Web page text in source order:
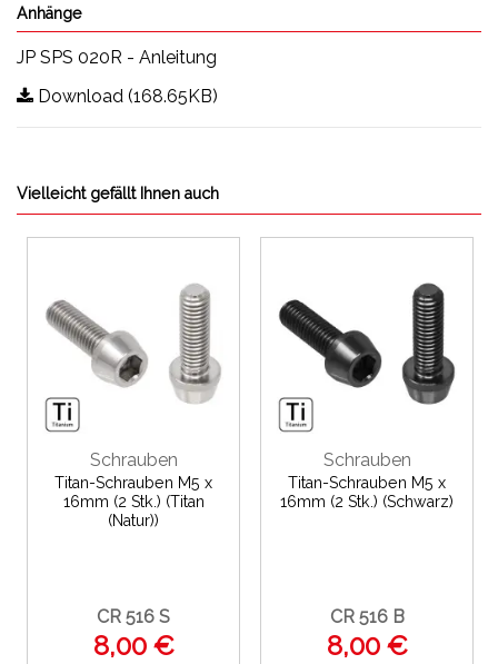
Anhänge
JP SPS 020R - Anleitung
Download (168.65KB)
Vielleicht gefällt Ihnen auch
Schrauben
Titan-Schrauben M5 x
16mm (2 Stk.) (Titan
(Natur))
CR 516 S
8,00 €
Schrauben
Titan-Schrauben M5 x
16mm (2 Stk.) (Schwarz)
CR 516 B
8,00 €